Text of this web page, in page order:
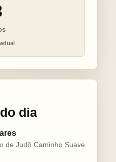
dia
de Judô Caminho Suave